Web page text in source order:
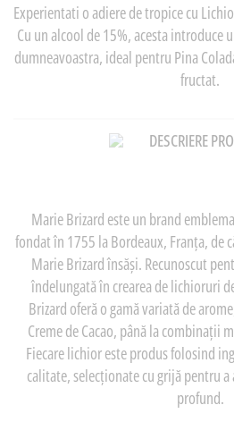
Experientati o adiere de tropice cu
Cu un alcool de 15%, acesta introduce
dumneavoastra, ideal pentru Pina
fructat.
DESCRIERE
Marie Brizard este un brand
fondat în 1755 la Bordeaux, Franța, de
Marie Brizard însăși. Recunoscut
îndelungată în crearea de lichioruri
Brizard oferă o gamă variată de
Creme de Cacao, până la combinații
Fiecare lichior este produs folosind
calitate, selecționate cu grijă pentru
profund.